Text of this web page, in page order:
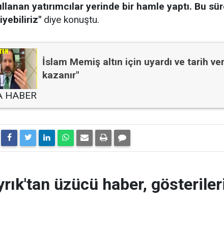
yatırımcılar yerinde bir hamle yaptı. Bu
diye konuştu.
İslam Memiş altın için uyardı ve tarih
kazanır"
HABER
üzücü haber,